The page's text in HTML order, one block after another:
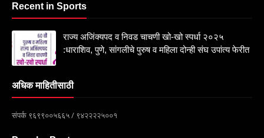
Recent in Sports
राज्य अजिंक्यपद व निवड चाचणी खो-खो स्पर्धा २०२५
:धाराशिव, पुणे, सांगलीचे पुरुष व महिला दोन्ही संघ उपांत्य फेरीत
अधिक माहितीसाठी
संपर्क ९६९९००५६६५ / ९४२२२२५००१